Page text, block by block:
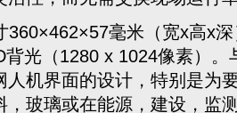
毫米（宽x高x
光（1280 x 1024像素）
人机界面的设计，特别是为
，玻璃或在能源，建设，监